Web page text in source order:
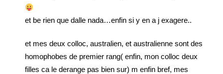
et be rien que dalle nada…enfin si y en a j exagere..
et mes deux colloc, australien, et australienne sont des
homophobes de premier rang( enfin, mon colloc deux
filles ca le derange pas bien sur) m enfin bref, mes